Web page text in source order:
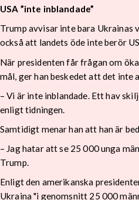
USA ”inte inblandade”
Trump avvisar inte bara Ukrainas
också att landets öde inte berör
När presidenten får frågan om
mål, ger han beskedet att det inte
– Vi är inte inblandade. Ett hav
enligt tidningen.
Samtidigt menar han att han är
– Jag hatar att se 25 000 unga
Trump.
Enligt den amerikanska
Ukraina "i genomsnitt 25 000